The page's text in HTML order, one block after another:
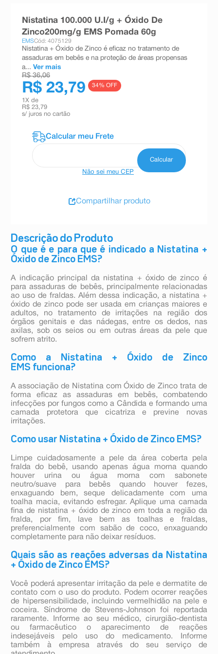
Descrição do Produto
O que é e para que é indicado a Nistatina +
Óxido de Zinco EMS?
A indicação principal da nistatina + óxido de zinco é
para assaduras de bebês, principalmente relacionadas
ao uso de fraldas. Além dessa indicação, a nistatina +
óxido de zinco pode ser usada em crianças maiores e
adultos, no tratamento de irritações na região dos
órgãos genitais e das nádegas, entre os dedos, nas
axilas, sob os seios ou em outras áreas da pele que
sofrem atrito.
Como a Nistatina + Óxido de Zinco
EMS funciona?
A associação de Nistatina com Óxido de Zinco trata de
forma eficaz as assaduras em bebês, combatendo
infecções por fungos como a Cândida e formando uma
camada protetora que cicatriza e previne novas
irritações.
Como usar Nistatina + Óxido de Zinco EMS?
Limpe cuidadosamente a pele da área coberta pela
fralda do bebê, usando apenas água morna quando
houver urina ou água morna com sabonete
neutro/suave para bebês quando houver fezes,
enxaguando bem, seque delicadamente com uma
toalha macia, evitando esfregar. Aplique uma camada
fina de nistatina + óxido de zinco em toda a região da
fralda, por fim, lave bem as toalhas e fraldas,
preferencialmente com sabão de coco, enxaguando
completamente para não deixar resíduos.
Quais são as reações adversas da Nistatina
+ Óxido de Zinco EMS?
Você poderá apresentar irritação da pele e dermatite de
contato com o uso do produto. Podem ocorrer reações
de hipersensibilidade, incluindo vermelhidão na pele e
coceira. Síndrome de Stevens-Johnson foi reportada
raramente. Informe ao seu médico, cirurgião-dentista
ou farmacêutico o aparecimento de reações
indesejáveis pelo uso do medicamento. Informe
também à empresa através do seu serviço de
Nistatina 100.000 U.I/g + Óxido De
Zinco200mg/g EMS Pomada 60g
EMSCód: 4075129
Nistatina + Óxido de Zinco é eficaz no tratamento de
assaduras em bebês e na proteção de áreas propensas
a... Ver mais
R$ 36,06
R$ 23,79 34% OFF
1 X de
R$ 23,79
s/ juros no cartão
Não sei meu CEP
Compartilhar produto
absorvente
10ºshampoo